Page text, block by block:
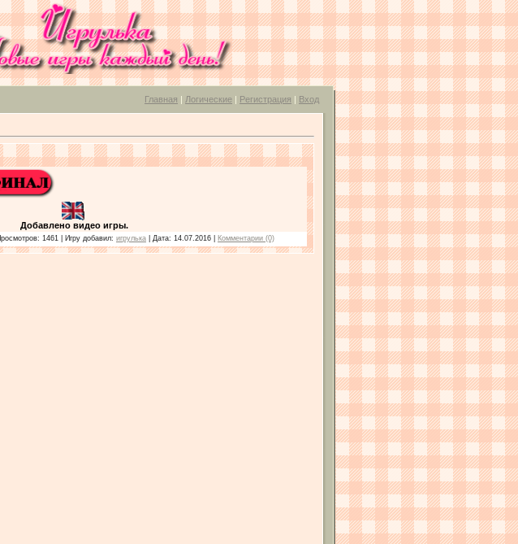
Главная | Логические | Регистрация | Вход
Добавлено видео игры.
1461 | Игру добавил: игрулька | Дата: 14.07.2016 Комментарии (0)